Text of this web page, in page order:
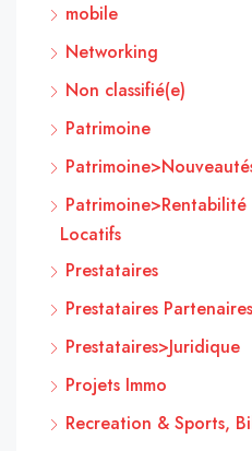
mobile
Networking
Non classifié(e)
Patrimoine
Patrimoine>Rentabilité
Locatifs
Prestataires
Prestataires Partenaires
Prestataires>Juridique
Projets Immo
Recreation & Sports,